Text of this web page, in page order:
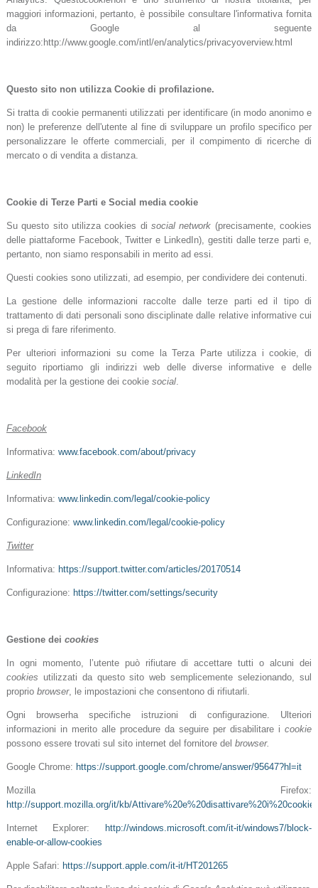
maggiori informazioni, pertanto, è possibile consultare l'informativa fornita
da Google al seguente
indirizzo:http://www.google.com/intl/en/analytics/privacyoverview.html
Questo sito non utilizza Cookie di profilazione.
Si tratta di cookie permanenti utilizzati per identificare (in modo anonimo e
non) le preferenze dell'utente al fine di sviluppare un profilo specifico per
personalizzare le offerte commerciali, per il compimento di ricerche di
mercato o di vendita a distanza.
Cookie di Terze Parti e Social media cookie
Su questo sito utilizza cookies disocial network (precisamente, cookies
delle piattaforme Facebook, Twitter e LinkedIn), gestiti dalle terze parti e,
pertanto, non siamo responsabili in merito ad essi.
Questi cookies sono utilizzati, ad esempio, per condividere dei contenuti.
La gestione delle informazioni raccolte dalle terze parti ed il tipo di
trattamento di dati personali sono disciplinate dalle relative informative cui
si prega di fare riferimento.
Per ulteriori informazioni su come la Terza Parte utilizza i cookie, di
seguito riportiamo gli indirizzi web delle diverse informative e delle
modalità per la gestione dei cookie social.
Facebook
Informativa: www.facebook.com/about/privacy
LinkedIn
Informativa: www.linkedin.com/legal/cookie-policy
Configurazione: www.linkedin.com/legal/cookie-policy
Twitter
Informativa: https://support.twitter.com/articles/20170514
Configurazione: https://twitter.com/settings/security
Gestione dei cookies
In ogni momento, l’utente può rifiutare di accettare tutti o alcuni dei
cookies utilizzati da questo sito web semplicemente selezionando, sul
proprio browser, le impostazioni che consentono di rifiutarli.
Ogni browserha specifiche istruzioni di configurazione. Ulteriori
informazioni in merito alle procedure da seguire per disabilitare icookie
possono essere trovati sul sito internet del fornitore del browser.
Google Chrome: https://support.google.com/chrome/answer/95647?hl=it
Mozilla Firefox:
http://support.mozilla.org/it/kb/Attivare%20e%20disattivare%20i%20cookie
Internet Explorer: http://windows.microsoft.com/it-it/windows7/block-
enable-or-allow-cookies
Apple Safari: https://support.apple.com/it-it/HT201265